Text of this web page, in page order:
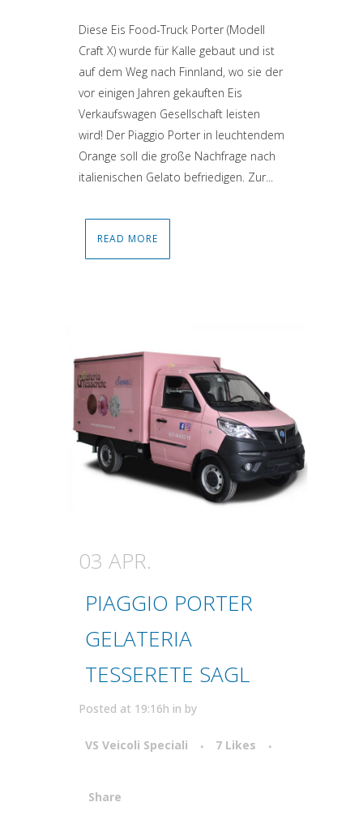
Diese Eis Food-Truck Porter (Modell
Craft X) wurde für Kalle gebaut und ist
auf dem Weg nach Finnland, wo sie der
vor einigen Jahren gekauften Eis
Verkaufswagen Gesellschaft leisten
wird! Der Piaggio Porter in leuchtendem
Orange soll die große Nachfrage nach
italienischen Gelato befriedigen. Zur...
READ MORE
03 APR.
PIAGGIO PORTER
GELATERIA
TESSERETE SAGL
Posted at 19:16h in by
VS Veicoli Speciali 7 Likes
Share
Attiva comando